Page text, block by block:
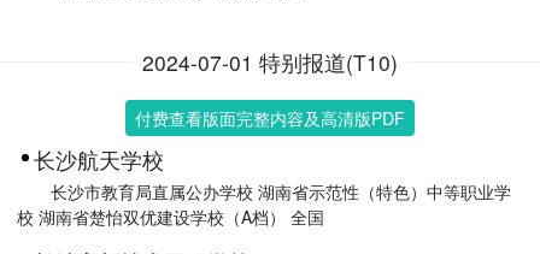
2024-07-01 特别报道(T10)
付费查看版面完整内容及高清版PDF
长沙航天学校
长沙市教育局直属公办学校 湖南省示范性（特色）中等职业学
校 湖南省楚怡双优建设学校（A档） 全国